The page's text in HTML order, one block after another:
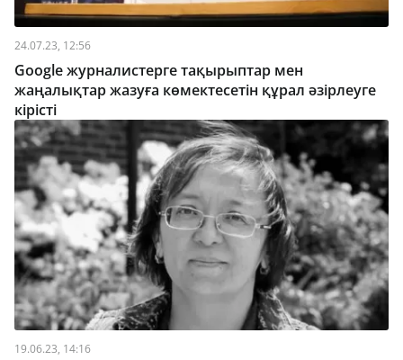
24.07.23, 12:56
Google журналистерге тақырыптар мен
жаңалықтар жазуға көмектесетін құрал әзірлеуге
кірісті
19.06.23, 14:16